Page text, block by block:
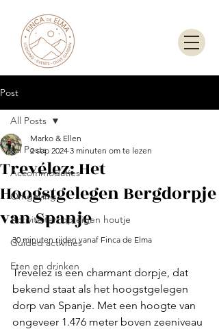
Post
All Posts
Accommodaties
Omgeving
Activiteiten op eigen houtje
Guided activities
Eten en drinken
All Posts
Trevélez: Het
Hoogstgelegen Bergdorpje
van Spanje
Marko & Ellen
2 sep 2024 3 minuten om te lezen
30 minuten rijden vanaf Finca de Elma
Trevélez is een charmant dorpje, dat
bekend staat als het hoogstgelegen
dorp van Spanje. Met een hoogte van
ongeveer 1.476 meter boven zeeniveau